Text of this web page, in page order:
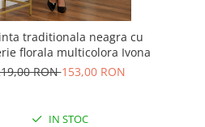
traditionala neagra cu
florala multicolora Ivona
RON153,00 RON
IN STOC